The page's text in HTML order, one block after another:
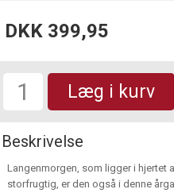
DKK 399,95
Læg i kurv
Beskrivelse
Langenmorgen, som ligger i hjertet
storfrugtig, er den også i denne